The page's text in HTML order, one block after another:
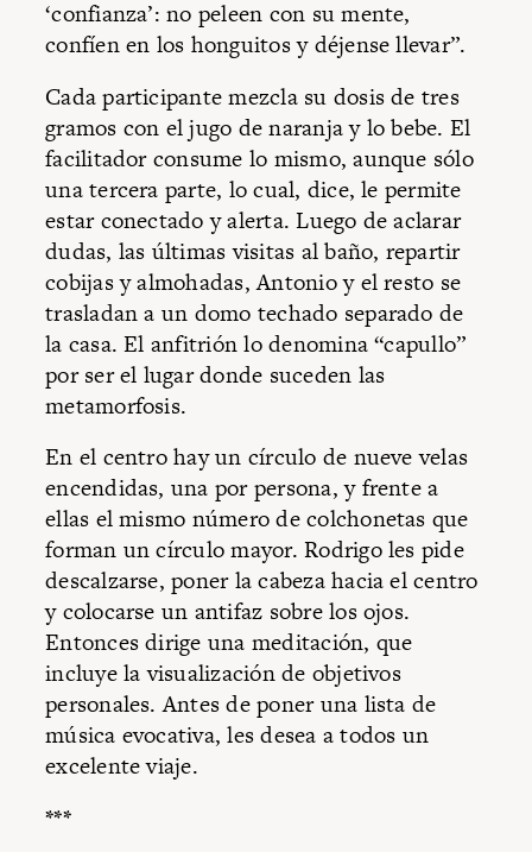
‘confianza’: no peleen con su mente,
confíen en los honguitos y déjense llevar”.
Cada participante mezcla su dosis de tres
gramos con el jugo de naranja y lo bebe. El
facilitador consume lo mismo, aunque sólo
una tercera parte, lo cual, dice, le permite
estar conectado y alerta. Luego de aclarar
dudas, las últimas visitas al baño, repartir
cobijas y almohadas, Antonio y el resto se
trasladan a un domo techado separado de
la casa. El anfitrión lo denomina “capullo”
por ser el lugar donde suceden las
metamorfosis.
En el centro hay un círculo de nueve velas
encendidas, una por persona, y frente a
ellas el mismo número de colchonetas que
forman un círculo mayor. Rodrigo les pide
descalzarse, poner la cabeza hacia el centro
y colocarse un antifaz sobre los ojos.
Entonces dirige una meditación, que
incluye la visualización de objetivos
personales. Antes de poner una lista de
música evocativa, les desea a todos un
excelente viaje.
***